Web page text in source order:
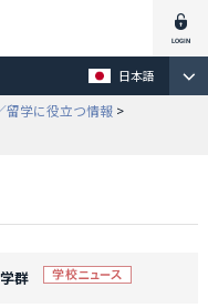
日本語
留学に役立つ情報 >
群